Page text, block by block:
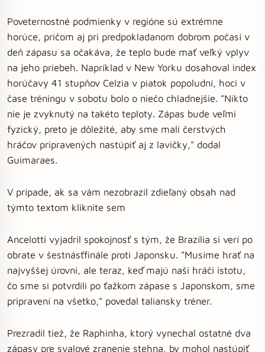
Poveternostné podmienky v regióne sú extrémne
horúce, pričom aj pri predpokladanom dobrom počasí v
deň zápasu sa očakáva, že teplo bude mať veľký vplyv
na jeho priebeh. Napríklad v New Yorku dosahoval index
horúčavy 41 stupňov Celzia v piatok popoludní, hoci v
čase tréningu v sobotu bolo o niečo chladnejšie. "Nikto
nie je zvyknutý na takéto teploty. Zápas bude veľmi
fyzický, preto je dôležité, aby sme mali čerstvých
hráčov pripravených nastúpiť aj z lavičky," dodal
Guimaraes.
V prípade, ak sa vám nezobrazil zdieľaný obsah nad
týmto textom kliknite sem
Ancelotti vyjadril spokojnosť s tým, že Brazília si verí po
obrate v šestnásťfinále proti Japonsku. "Musíme hrať na
najvyššej úrovni, ale teraz, keď majú naši hráči istotu,
čo sme si potvrdili po ťažkom zápase s Japonskom, sme
pripravení na všetko," povedal taliansky tréner.
Prezradil tiež, že Raphinha, ktorý vynechal ostatné dva
zápasy pre svalové zranenie stehna, by mohol nastúpiť